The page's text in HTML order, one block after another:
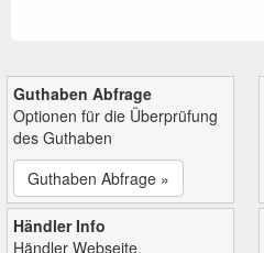
Guthaben Abfrage
Optionen für die Überprüfung
des Guthaben
Guthaben Abfrage »
Händler Info
Händler Webseite,